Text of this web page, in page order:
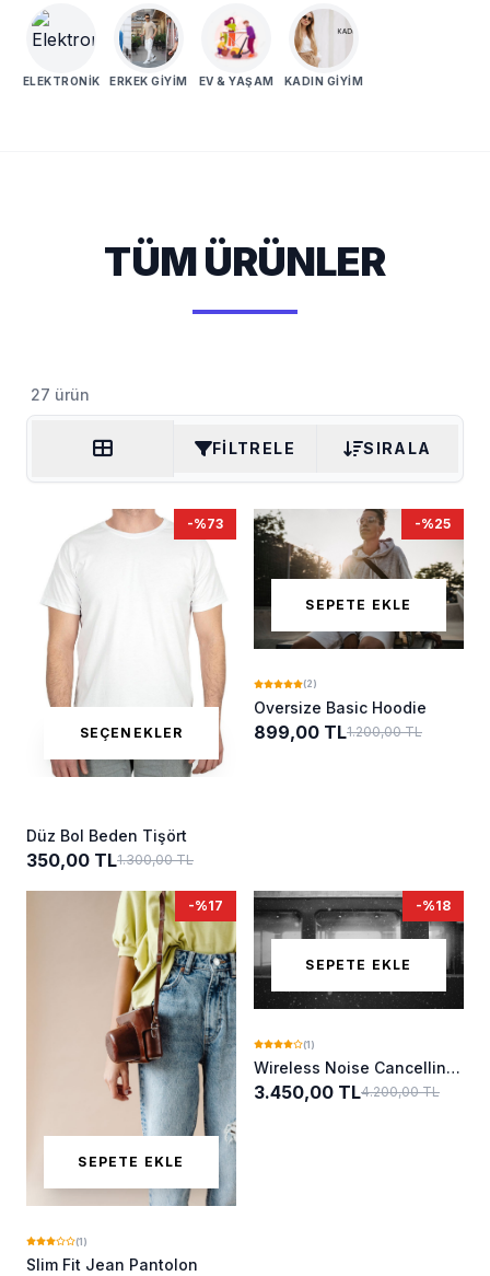
ELEKTRONIK ERKEK GIYIM EV & YAŞAM KADIN GIYIM
TÜM ÜRÜNLER
27 ürün
FILTRELE SIRALA
SEÇENEKLER
-%73
Düz Bol Beden Tişört
350,00 TL1.300,00 TL
SEPETE EKLE
-%25
(2)
Oversize Basic Hoodie
899,00 TL1.200,00 TL
SEPETE EKLE
-%17
(1)
Slim Fit Jean Pantolon
SEPETE EKLE
-%18
(1)
Wireless Noise Cancelling
Kulaklık
3.450,00 TL4.200,00 TL